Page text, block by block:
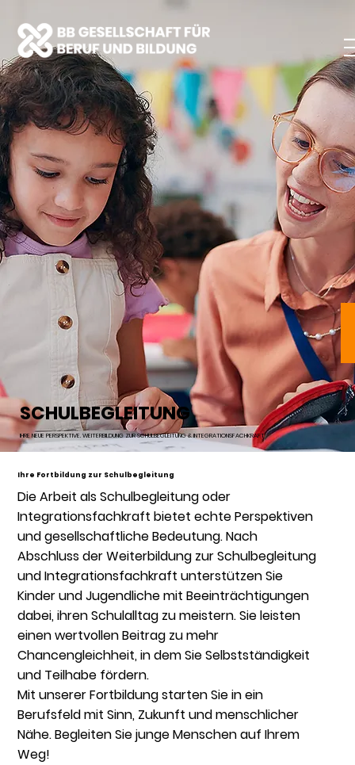
SCHULBEGLEITUNG
IHRE NEUE PERSPEKTIVE. WEITERBILDUNG ZUR SCHULBEGLEITUNG & INTEGRATIONSFACHKRAFT
Ihre Fortbildung zur Schulbegleitung
Die Arbeit als Schulbegleitung oder
Integrationsfachkraft bietet echte Perspektiven
und gesellschaftliche Bedeutung. Nach
Abschluss der Weiterbildung zur Schulbegleitung
und Integrationsfachkraft unterstützen Sie
Kinder und Jugendliche mit Beeinträchtigungen
dabei, ihren Schulalltag zu meistern. Sie leisten
einen wertvollen Beitrag zu mehr
Chancengleichheit, in dem Sie Selbstständigkeit
und Teilhabe fördern.
​Mit unserer Fortbildung starten Sie in ein
Berufsfeld mit Sinn, Zukunft und menschlicher
Nähe. Begleiten Sie junge Menschen auf Ihrem
Weg!